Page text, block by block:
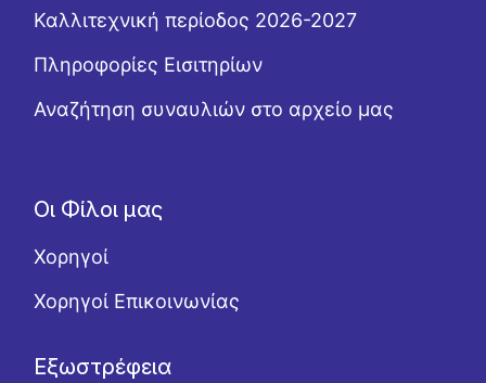
Καλλιτεχνική περίοδος 2026-2027
Πληροφορίες Εισιτηρίων
Αναζήτηση συναυλιών στο αρχείο μας
Οι Φίλοι μας
Χορηγοί
Χορηγοί Επικοινωνίας
Εξωστρέφεια